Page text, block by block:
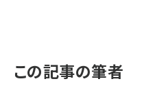
この記事の筆者